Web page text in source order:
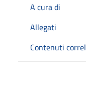
A cura di
Allegati
Contenuti